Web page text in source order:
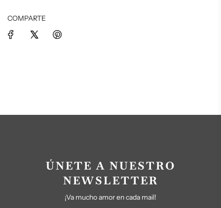
COMPARTE
ÚNETE A NUESTRO
NEWSLETTER
¡Va mucho amor en cada mail!